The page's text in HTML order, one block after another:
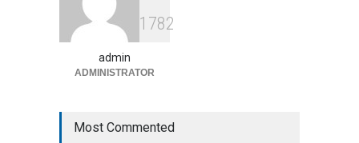
arrivano i pagamenti PAC, la
1782
admin
ADMINISTRATOR
Most Commented